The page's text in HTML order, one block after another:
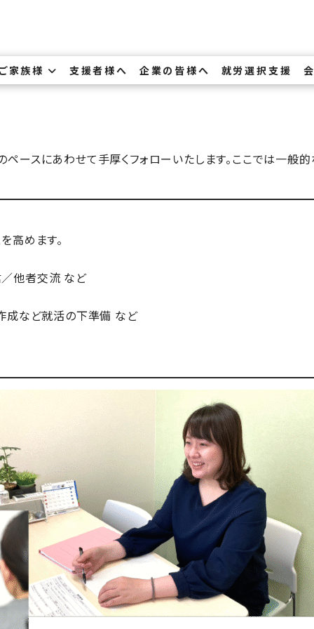
家族様 支援者様へ 企業の皆様へ 就労選択支援
ースにあわせて手厚くフォローいたします。ここでは一般
高めます。
他者交流 など
成など就活の下準備 など